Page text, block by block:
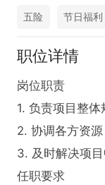
五险 节日福利
职位详情
岗位职责
1. 负责项目整
2. 协调各方资
3. 及时解决项
任职要求